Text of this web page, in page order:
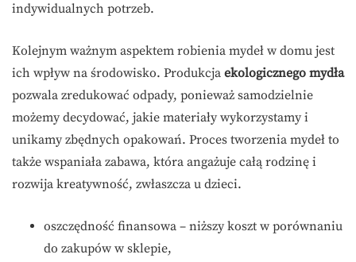
indywidualnych potrzeb.
Kolejnym ważnym aspektem robienia mydeł w domu jest
ich wpływ na środowisko. Produkcja ekologicznego mydła
pozwala zredukować odpady, ponieważ samodzielnie
możemy decydować, jakie materiały wykorzystamy i
unikamy zbędnych opakowań. Proces tworzenia mydeł to
także wspaniała zabawa, która angażuje całą rodzinę i
rozwija kreatywność, zwłaszcza u dzieci.
oszczędność finansowa – niższy koszt w porównaniu
do zakupów w sklepie,